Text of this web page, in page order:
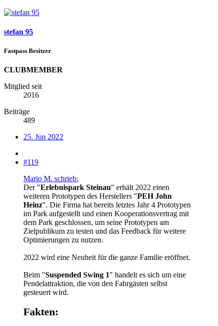
stefan 95
Fastpass Besitzer
CLUBMEMBER
Mitglied seit
2016
Beiträge
489
25. Jun 2022
#119
Mario M. schrieb:
Der "Erlebnispark Steinau" erhält 2022 einen
weiteren Prototypen des Herstellers "PEH John
Heinz". Die Firma hat bereits letztes Jahr 4 Prototypen
im Park aufgestellt und einen Kooperationsvertrag mit
dem Park geschlossen, um seine Prototypen am
Zielpublikum zu testen und das Feedback für weitere
Optimierungen zu nutzen.
2022 wird eine Neuheit für die ganze Familie eröffnet.
Beim "Suspended Swing 1" handelt es sich um eine
Pendelattraktion, die von den Fahrgästen selbst
gesteuert wird.
Fakten: